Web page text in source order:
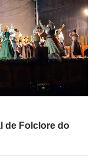
de Folclore do